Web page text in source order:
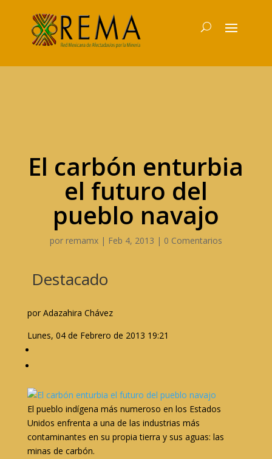
El carbón enturbia
el futuro del
pueblo navajo
por remamx| Feb 4, 2013 | 0 Comentarios
Destacado
por Adazahira Chávez
Lunes, 04 de Febrero de 2013 19:21
El pueblo indígena más numeroso en los Estados
Unidos enfrenta a una de las industrias más
contaminantes en su propia tierra y sus aguas: las
minas de carbón.